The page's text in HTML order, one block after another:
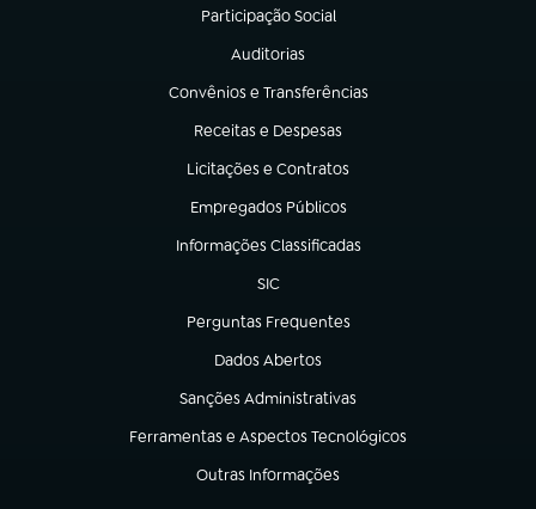
Participação Social
(abre em nova aba)
Auditorias
(abre em nova aba)
Convênios e Transferências
(abre em nova aba)
Receitas e Despesas
(abre em nova aba)
Licitações e Contratos
(abre em nova aba)
Empregados Públicos
(abre em nova aba)
Informações Classificadas
(abre em nova aba)
SIC
(abre em nova aba)
Perguntas Frequentes
(abre em nova aba)
Dados Abertos
(abre em nova aba)
Sanções Administrativas
(abre em nova aba)
Ferramentas e Aspectos Tecnológicos
(abre em nova aba)
Outras Informações
(abre em nova aba)